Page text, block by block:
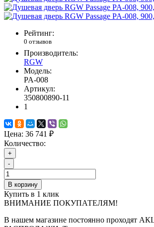
Рейтинг:
0 отзывов
Производитель:
RGW
Модель:
PA-008
Артикул:
350800890-11
1
Цена: 36 741 ₽
Количество:
+
-
В корзину
Купить в 1 клик
ВНИМАНИЕ ПОКУПАТЕЛЯМ!
В нашем магазине постоянно проходят